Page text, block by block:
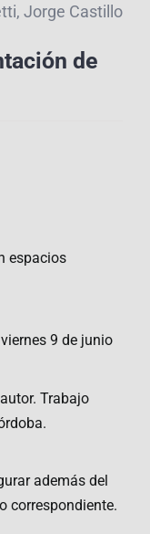
Jorge Castillo
de
espacios
9 de junio
Trabajo
además del
correspondiente.